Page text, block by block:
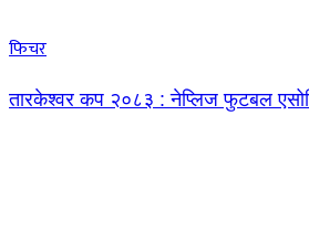
फिचर
तारकेश्वर कप २०८३ : नेप्लिज फुटबल